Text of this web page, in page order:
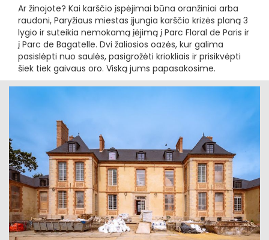
Ar žinojote? Kai karščio įspėjimai būna oranžiniai arba
raudoni, Paryžiaus miestas įjungia karščio krizės planą 3
lygio ir suteikia nemokamą įėjimą į Parc Floral de Paris ir
į Parc de Bagatelle. Dvi žaliosios oazės, kur galima
pasislėpti nuo saulės, pasigrožėti kriokliais ir prisikvėpti
šiek tiek gaivaus oro. Viską jums papasakosime.